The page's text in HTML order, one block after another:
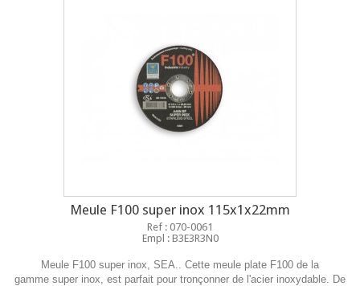
Meule F100 super inox 115x1x22mm
Ref : 070-0061
Empl : B3E3R3N0
Meule F100 super inox, SEA.. Cette meule plate F100 de la
gamme super inox, est parfait pour tronçonner de l'acier inoxydable. De